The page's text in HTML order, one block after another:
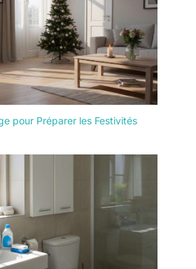
pour Préparer les Festivités